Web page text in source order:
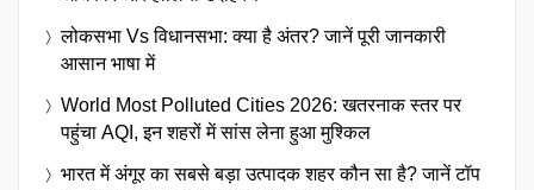
लोकसभा Vs विधानसभा: क्या है अंतर? जानें पूरी जानकारी
आसान भाषा में
World Most Polluted Cities 2026: खतरनाक स्तर पर
पहुंचा AQI, इन शहरों में सांस लेना हुआ मुश्किल
भारत में अंगूर का सबसे बड़ा उत्पादक शहर कौन सा है? जानें टॉप